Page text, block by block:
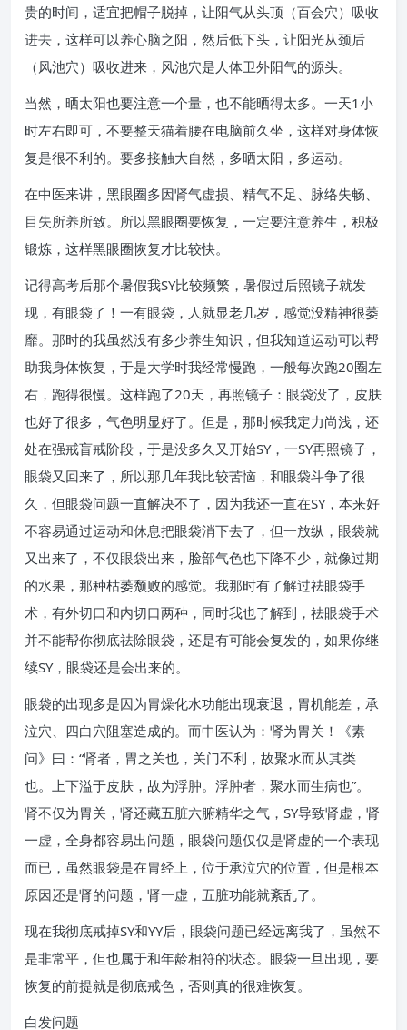
贵的时间，适宜把帽子脱掉，让阳气从头顶（百会穴）吸收
进去，这样可以养心脑之阳，然后低下头，让阳光从颈后
（风池穴）吸收进来，风池穴是人体卫外阳气的源头。
当然，晒太阳也要注意一个量，也不能晒得太多。一天1小
时左右即可，不要整天猫着腰在电脑前久坐，这样对身体恢
复是很不利的。要多接触大自然，多晒太阳，多运动。
在中医来讲，黑眼圈多因肾气虚损、精气不足、脉络失畅、
目失所养所致。所以黑眼圈要恢复，一定要注意养生，积极
锻炼，这样黑眼圈恢复才比较快。
记得高考后那个暑假我SY比较频繁，暑假过后照镜子就发
现，有眼袋了！一有眼袋，人就显老几岁，感觉没精神很萎
靡。那时的我虽然没有多少养生知识，但我知道运动可以帮
助我身体恢复，于是大学时我经常慢跑，一般每次跑20圈左
右，跑得很慢。这样跑了20天，再照镜子：眼袋没了，皮肤
也好了很多，气色明显好了。但是，那时候我定力尚浅，还
处在强戒盲戒阶段，于是没多久又开始SY，一SY再照镜子，
眼袋又回来了，所以那几年我比较苦恼，和眼袋斗争了很
久，但眼袋问题一直解决不了，因为我还一直在SY，本来好
不容易通过运动和休息把眼袋消下去了，但一放纵，眼袋就
又出来了，不仅眼袋出来，脸部气色也下降不少，就像过期
的水果，那种枯萎颓败的感觉。我那时有了解过祛眼袋手
术，有外切口和内切口两种，同时我也了解到，祛眼袋手术
并不能帮你彻底祛除眼袋，还是有可能会复发的，如果你继
续SY，眼袋还是会出来的。
眼袋的出现多是因为胃燥化水功能出现衰退，胃机能差，承
泣穴、四白穴阻塞造成的。而中医认为：肾为胃关！《素
问》曰：“肾者，胃之关也，关门不利，故聚水而从其类
也。上下溢于皮肤，故为浮肿。浮肿者，聚水而生病也”。
肾不仅为胃关，肾还藏五脏六腑精华之气，SY导致肾虚，肾
一虚，全身都容易出问题，眼袋问题仅仅是肾虚的一个表现
而已，虽然眼袋是在胃经上，位于承泣穴的位置，但是根本
原因还是肾的问题，肾一虚，五脏功能就紊乱了。
现在我彻底戒掉SY和YY后，眼袋问题已经远离我了，虽然不
是非常平，但也属于和年龄相符的状态。眼袋一旦出现，要
恢复的前提就是彻底戒色，否则真的很难恢复。
白发问题